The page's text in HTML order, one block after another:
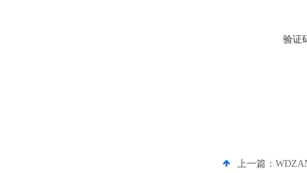
验证
上一篇：